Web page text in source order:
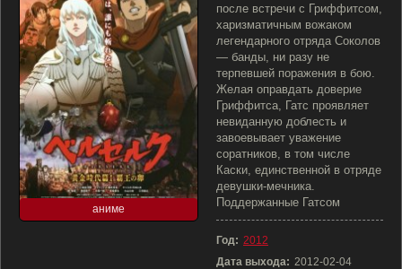
аниме
после встречи с Гриффитсом,
харизматичным вожаком
легендарного отряда Соколов
— банды, ни разу не
терпевшей поражения в бою.
Желая оправдать доверие
Гриффитса, Гатс проявляет
невиданную доблесть и
завоевывает уважение
соратников, в том числе
Каски, единственной в отряде
девушки-мечника.
Поддержанные Гатсом
Год: 2012
Дата выхода: 2012-02-04